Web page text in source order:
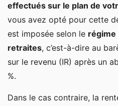
effectués sur le plan de
vous avez opté pour cette
est imposée selon le régime
retraites, c’est-à-dire au
sur le revenu (IR) après un
%.
Dans le cas contraire, la